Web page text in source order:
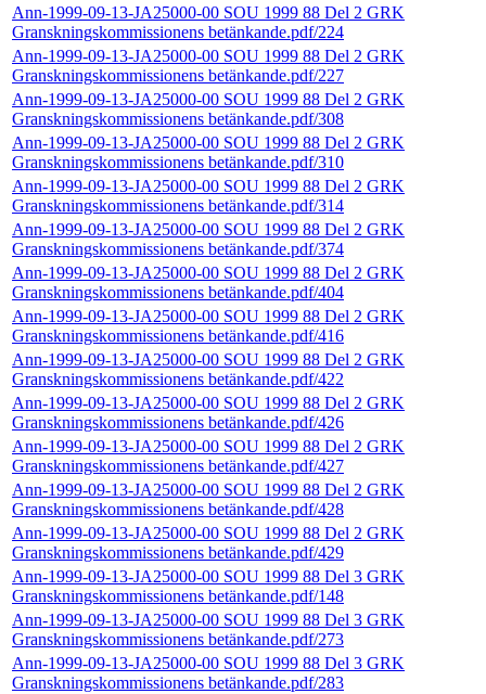
Ann-1999-09-13-JA25000-00 SOU 1999 88 Del 2 GRK
Granskningskommissionens betänkande.pdf/224
Ann-1999-09-13-JA25000-00 SOU 1999 88 Del 2 GRK
Granskningskommissionens betänkande.pdf/227
Ann-1999-09-13-JA25000-00 SOU 1999 88 Del 2 GRK
Granskningskommissionens betänkande.pdf/308
Ann-1999-09-13-JA25000-00 SOU 1999 88 Del 2 GRK
Granskningskommissionens betänkande.pdf/310
Ann-1999-09-13-JA25000-00 SOU 1999 88 Del 2 GRK
Granskningskommissionens betänkande.pdf/314
Ann-1999-09-13-JA25000-00 SOU 1999 88 Del 2 GRK
Granskningskommissionens betänkande.pdf/374
Ann-1999-09-13-JA25000-00 SOU 1999 88 Del 2 GRK
Granskningskommissionens betänkande.pdf/404
Ann-1999-09-13-JA25000-00 SOU 1999 88 Del 2 GRK
Granskningskommissionens betänkande.pdf/416
Ann-1999-09-13-JA25000-00 SOU 1999 88 Del 2 GRK
Granskningskommissionens betänkande.pdf/422
Ann-1999-09-13-JA25000-00 SOU 1999 88 Del 2 GRK
Granskningskommissionens betänkande.pdf/426
Ann-1999-09-13-JA25000-00 SOU 1999 88 Del 2 GRK
Granskningskommissionens betänkande.pdf/427
Ann-1999-09-13-JA25000-00 SOU 1999 88 Del 2 GRK
Granskningskommissionens betänkande.pdf/428
Ann-1999-09-13-JA25000-00 SOU 1999 88 Del 2 GRK
Granskningskommissionens betänkande.pdf/429
Ann-1999-09-13-JA25000-00 SOU 1999 88 Del 3 GRK
Granskningskommissionens betänkande.pdf/148
Ann-1999-09-13-JA25000-00 SOU 1999 88 Del 3 GRK
Granskningskommissionens betänkande.pdf/273
Ann-1999-09-13-JA25000-00 SOU 1999 88 Del 3 GRK
Granskningskommissionens betänkande.pdf/283